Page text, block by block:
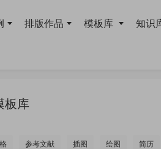
排版作品 模板库 知识
板库
参考文献 插图 绘图 简历